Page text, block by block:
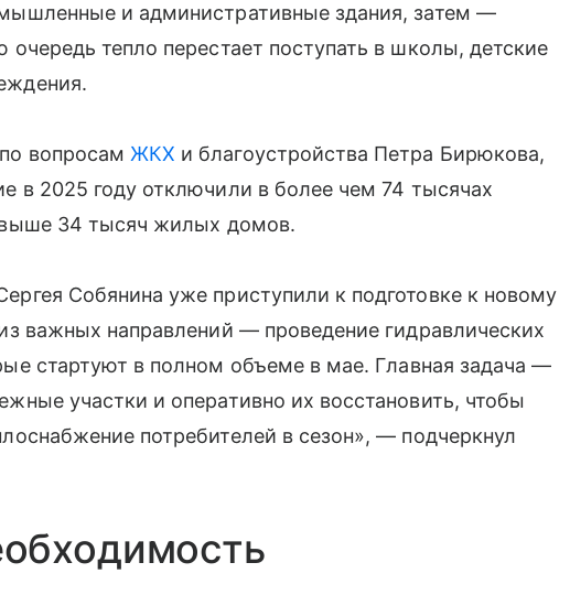
и административные здания, затем —
тепло перестает поступать в школы, детские
вопросам ЖКХ и благоустройства Петра Бирюкова,
в 2025 году отключили в более чем 74 тысячах
34 тысяч жилых домов.
Собянина уже приступили к подготовке к новому
важных направлений — проведение гидравлических
стартуют в полном объеме в мае. Главная задача —
участки и оперативно их восстановить, чтобы
потребителей в сезон», — подчеркнул